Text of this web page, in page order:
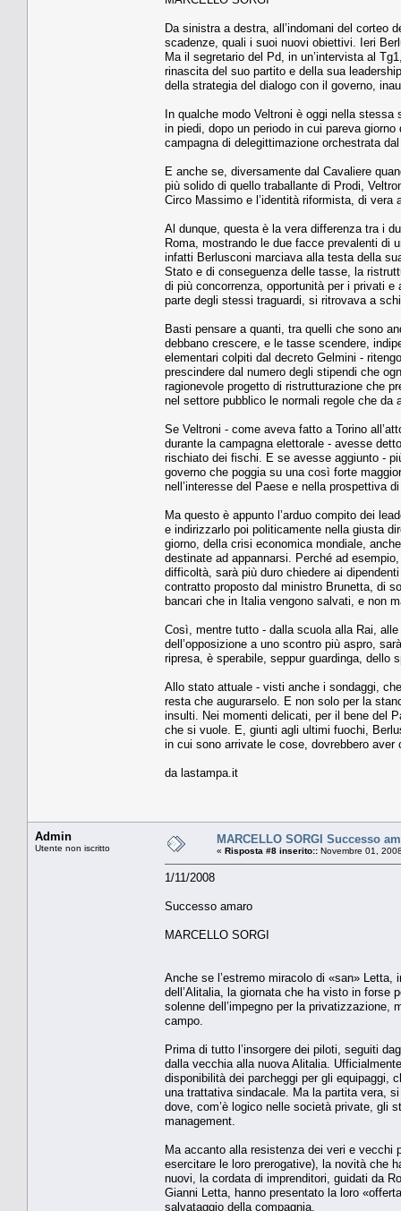
Da sinistra a destra, all’indomani del corteo
scadenze, quali i suoi nuovi obiettivi. Ieri
Ma il segretario del Pd, in un’intervista al
rinascita del suo partito e della sua
della strategia del dialogo con il governo,
In qualche modo Veltroni è oggi nella
in piedi, dopo un periodo in cui pareva
campagna di delegittimazione orchestrata
E anche se, diversamente dal Cavaliere
più solido di quello traballante di Prodi,
Circo Massimo e l’identità riformista, di
Al dunque, questa è la vera differenza tra i
Roma, mostrando le due facce prevalenti di
infatti Berlusconi marciava alla testa della
Stato e di conseguenza delle tasse, la
di più concorrenza, opportunità per i privati
parte degli stessi traguardi, si ritrovava a
Basti pensare a quanti, tra quelli che sono
debbano crescere, e le tasse scendere,
elementari colpiti dal decreto Gelmini -
prescindere dal numero degli stipendi che
ragionevole progetto di ristrutturazione che
nel settore pubblico le normali regole che da
Se Veltroni - come aveva fatto a Torino
durante la campagna elettorale - avesse
rischiato dei fischi. E se avesse aggiunto -
governo che poggia su una così forte
nell’interesse del Paese e nella prospettiva
Ma questo è appunto l’arduo compito dei
e indirizzarlo poi politicamente nella giusta
giorno, della crisi economica mondiale,
destinate ad appannarsi. Perché ad
difficoltà, sarà più duro chiedere ai
contratto proposto dal ministro Brunetta, di
bancari che in Italia vengono salvati, e non
Così, mentre tutto - dalla scuola alla Rai,
dell’opposizione a uno scontro più aspro,
ripresa, è sperabile, seppur guardinga, dello
Allo stato attuale - visti anche i sondaggi,
resta che augurarselo. E non solo per la
insulti. Nei momenti delicati, per il bene del
che si vuole. E, giunti agli ultimi fuochi,
in cui sono arrivate le cose, dovrebbero aver
da lastampa.it
Admin
Utente non iscritto
MARCELLO SORGI Successo
« Risposta #8 inserito:: Novembre 01,
1/11/2008
Successo amaro
MARCELLO SORGI
Anche se l’estremo miracolo di «san»
dell’Alitalia, la giornata che ha visto in forse
solenne dell’impegno per la privatizzazione,
campo.
Prima di tutto l’insorgere dei piloti, seguiti
dalla vecchia alla nuova Alitalia.
disponibilità dei parcheggi per gli equipaggi,
una trattativa sindacale. Ma la partita vera,
dove, com’è logico nelle società private, gli
management.
Ma accanto alla resistenza dei veri e vecchi
esercitare le loro prerogative), la novità che
nuovi, la cordata di imprenditori, guidati da
Gianni Letta, hanno presentato la loro
salvataggio della compagnia.